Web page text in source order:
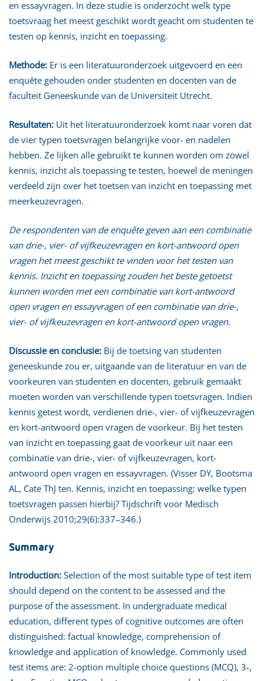
en essayvragen. In deze studie is onderzocht welk type
toetsvraag het meest geschikt wordt geacht om studenten te
testen op kennis, inzicht en toepassing.
Methode: Er is een literatuuronderzoek uitgevoerd en een
enquête gehouden onder studenten en docenten van de
faculteit Geneeskunde van de Universiteit Utrecht.
Resultaten: Uit het literatuuronderzoek komt naar voren dat
de vier typen toetsvragen belangrijke voor- en nadelen
hebben. Ze lijken alle gebruikt te kunnen worden om zowel
kennis, inzicht als toepassing te testen, hoewel de meningen
verdeeld zijn over het toetsen van inzicht en toepassing met
meerkeuzevragen.
De respondenten van de enquête geven aan een combinatie
van drie-, vier- of vijfkeuzevragen en kort-antwoord open
vragen het meest geschikt te vinden voor het testen van
kennis. Inzicht en toepassing zouden het beste getoetst
kunnen worden met een combinatie van kort-antwoord
open vragen en essayvragen of een combinatie van drie-,
vier- of vijfkeuzevragen en kort-antwoord open vragen.
Discussie en conclusie: Bij de toetsing van studenten
geneeskunde zou er, uitgaande van de literatuur en van de
voorkeuren van studenten en docenten, gebruik gemaakt
moeten worden van verschillende typen toetsvragen. Indien
kennis getest wordt, verdienen drie-, vier- of vijfkeuzevragen
en kort-antwoord open vragen de voorkeur. Bij het testen
van inzicht en toepassing gaat de voorkeur uit naar een
combinatie van drie-, vier- of vijfkeuzevragen, kort-
antwoord open vragen en essayvragen. (Visser DY, Bootsma
AL, Cate ThJ ten. Kennis, inzicht en toepassing: welke typen
toetsvragen passen hierbij? Tijdschrift voor Medisch
Onderwijs 2010;29(6):337–346.)
Summary
Introduction: Selection of the most suitable type of test item
should depend on the content to be assessed and the
purpose of the assessment. In undergraduate medical
education, different types of cognitive outcomes are often
distinguished: factual knowledge, comprehension of
knowledge and application of knowledge. Commonly used
test items are: 2-option multiple choice questions (MCQ), 3-,